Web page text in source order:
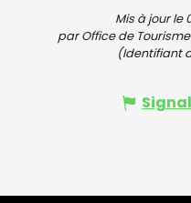
Mis à jour le
par Office de Tourisme
(Identifiant